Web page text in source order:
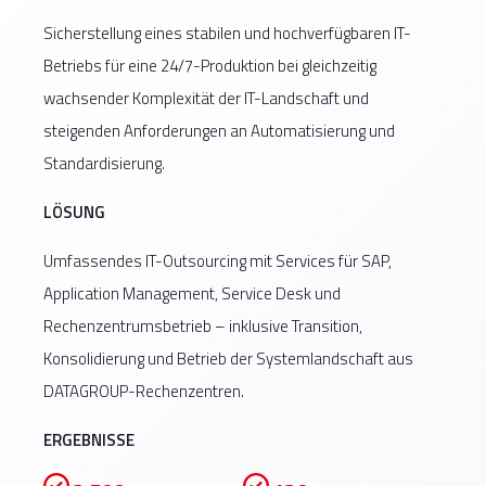
Standorte
ERFOLGSBEISPIEL
Drees & Sommer – Mobile
Device Management
2.500+ Nutzer*innen im
Betrieb
Bereitstellung
Souveräne Datenverarbeitung in
Deutschland
ERFOLGSBEISPIEL
Bundesweite öffentliche
Field Service
30.000+ betreute
Endanwender*innen
Erstlösungsquote
Redundante und hochverfügbare
Systemarchitekturen
ERFOLGSBEISPIEL
Thales Deutschland – SAP-
Konsolidierung
von 5 SAP-
Systemen auf 1
System
Monitoring
Revisionssichere Dokumentation und
Reporting
ERFOLGSBEISPIEL
NRW.BANK – IT-Outsourcing
und Security Services
Vollständiger
Betrieb zentraler
IT-Infrastrukturen
Sicherstellung eines stabilen und hochverfügbaren IT-
Betriebs für eine 24/7-Produktion bei gleichzeitig
wachsender Komplexität der IT-Landschaft und
steigenden Anforderungen an Automatisierung und
Standardisierung.
LÖSUNG
Umfassendes IT-Outsourcing mit Services für SAP,
Application Management, Service Desk und
Rechenzentrumsbetrieb – inklusive Transition,
Konsolidierung und Betrieb der Systemlandschaft aus
DATAGROUP-Rechenzentren.
ERGEBNISSE